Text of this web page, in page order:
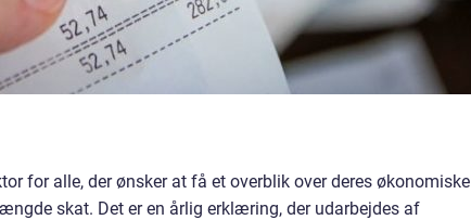
for alle, der ønsker at få et overblik over deres økonomiske
skat. Det er en årlig erklæring, der udarbejdes af